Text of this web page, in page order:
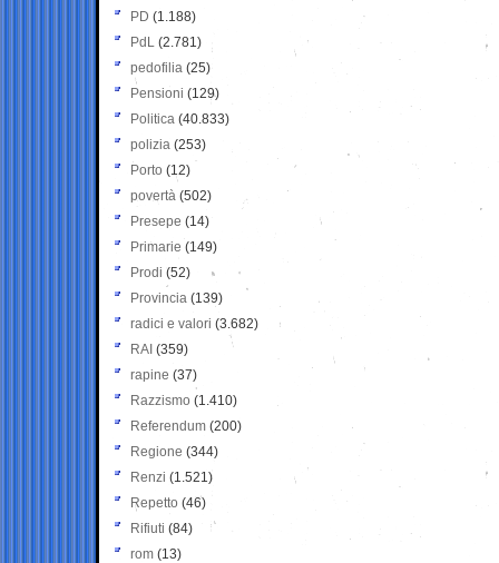
PD (1.188)
PdL (2.781)
pedofilia (25)
Pensioni (129)
Politica (40.833)
polizia (253)
Porto (12)
povertà (502)
Presepe (14)
Primarie (149)
Prodi (52)
Provincia (139)
radici e valori (3.682)
RAI (359)
rapine (37)
Razzismo (1.410)
Referendum (200)
Regione (344)
Renzi (1.521)
Repetto (46)
Rifiuti (84)
rom (13)